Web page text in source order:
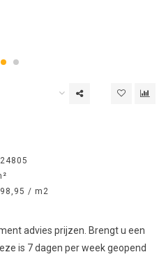
/ m2
advies prijzen. Brengt u een
is 7 dagen per week geopend